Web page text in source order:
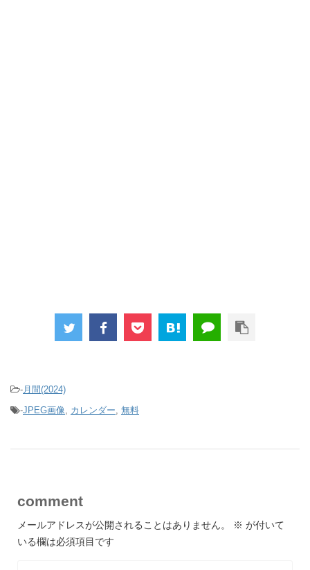
-月間(2024)
-JPEG画像, カレンダー, 無料
comment
メールアドレスが公開されることはありません。 ※ が付いて
いる欄は必須項目です